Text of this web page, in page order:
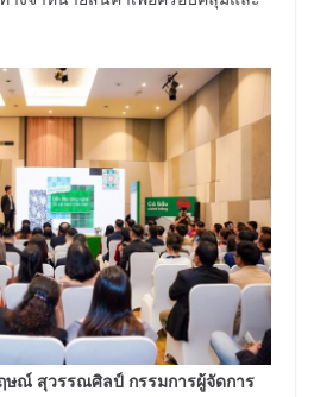
วรรณศิลป์ กรรมการผู้จัดการ